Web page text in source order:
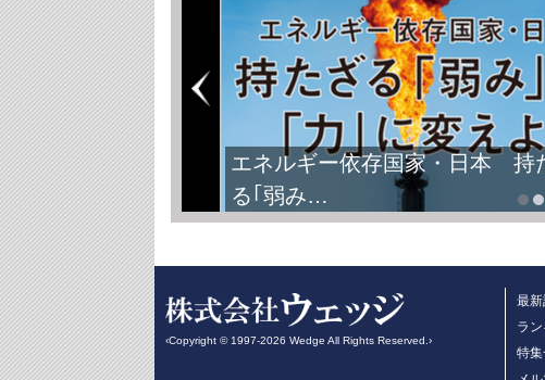
FIFAワールドカップ2026
‹Copyright © 1997-2026 Wedge All Rights Reserved.›
最
ラ
特